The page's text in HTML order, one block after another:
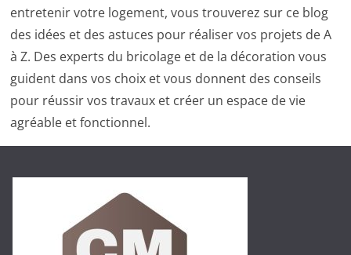
entretenir votre logement, vous trouverez sur ce blog
des idées et des astuces pour réaliser vos projets de A
à Z. Des experts du bricolage et de la décoration vous
guident dans vos choix et vous donnent des conseils
pour réussir vos travaux et créer un espace de vie
agréable et fonctionnel.